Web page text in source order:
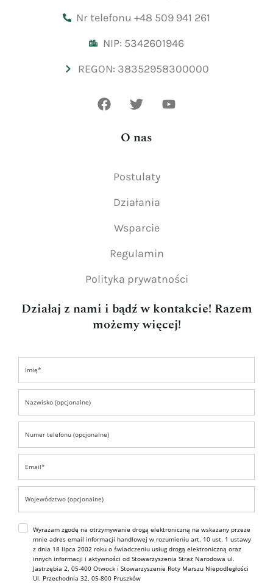
Nr telefonu +48 509 941 261
NIP: 5342601946
REGON: 38352958300000
O nas
Postulaty
Działania
Wsparcie
Regulamin
Polityka prywatności
Działaj z nami i bądź w kontakcie! Razem
możemy więcej!
Wyrażam zgodę na otrzymywanie drogą elektroniczną na wskazany przeze
mnie adres email informacji handlowej w rozumieniu art. 10 ust. 1 ustawy
z dnia 18 lipca 2002 roku o świadczeniu usług drogą elektroniczną oraz
innych informacji i aktywności od Stowarzyszenia Straż Narodowa ul.
Jastrzębia 2, 05-400 Otwock i Stowarzyszenie Roty Marszu Niepodległości
Ul. Przechodnia 32, 05-800 Pruszków